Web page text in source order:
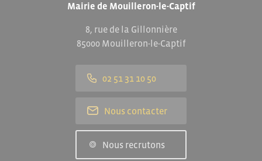
Mairie de Mouilleron-le-Captif
8, rue de la Gillonnière
85000 Mouilleron-le-Captif
02 51 31 10 50
Nous contacter
Nous recrutons